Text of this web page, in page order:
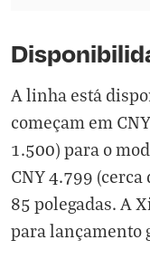
A linha está
começam em
1.500) para o
CNY 4.799 (cerca
85 polegadas. A
para lançamento